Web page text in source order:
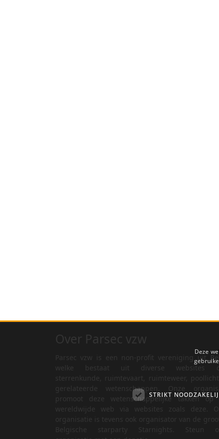
Parsec vzw is een non-profit vereniging uit
welke bestaat uit diverse websites
gerelateerde wetenschappen. Onze
promoot deze wetenschappelijke takken op
Deze
STRIKT